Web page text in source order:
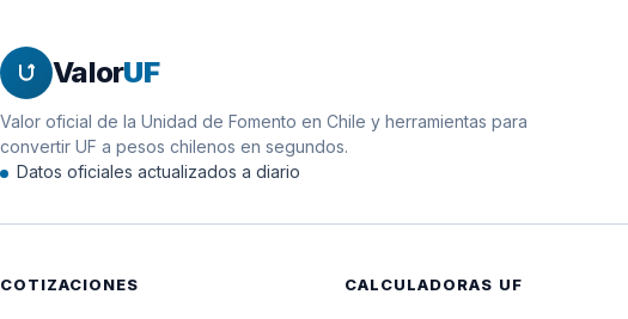
12 de noviembre de 2014
11 de noviembre de 2014
ValorUF
Valor oficial de la Unidad de Fomento en Chile y herramientas para
convertir UF a pesos chilenos en segundos.
Datos oficiales actualizados a diario
COTIZACIONES CALCULADORAS UF